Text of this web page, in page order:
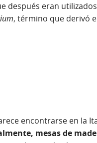
después eran
, término que derivó
encontrarse en la
mesas de